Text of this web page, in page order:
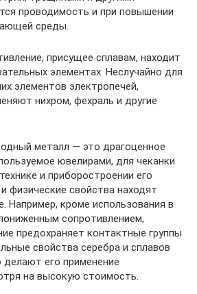
проводимость и при повышении
среды.
присущее сплавам, находит
элементах. Неслучайно для
элементов электропечей,
нихром, фехраль и другие
металл — это драгоценное
ювелирами, для чеканки
и приборостроении его
физические свойства находят
Например, кроме использования в
сопротивлением,
предохраняет контактные группы
свойства серебра и сплавов
делают его применение
на высокую стоимость.